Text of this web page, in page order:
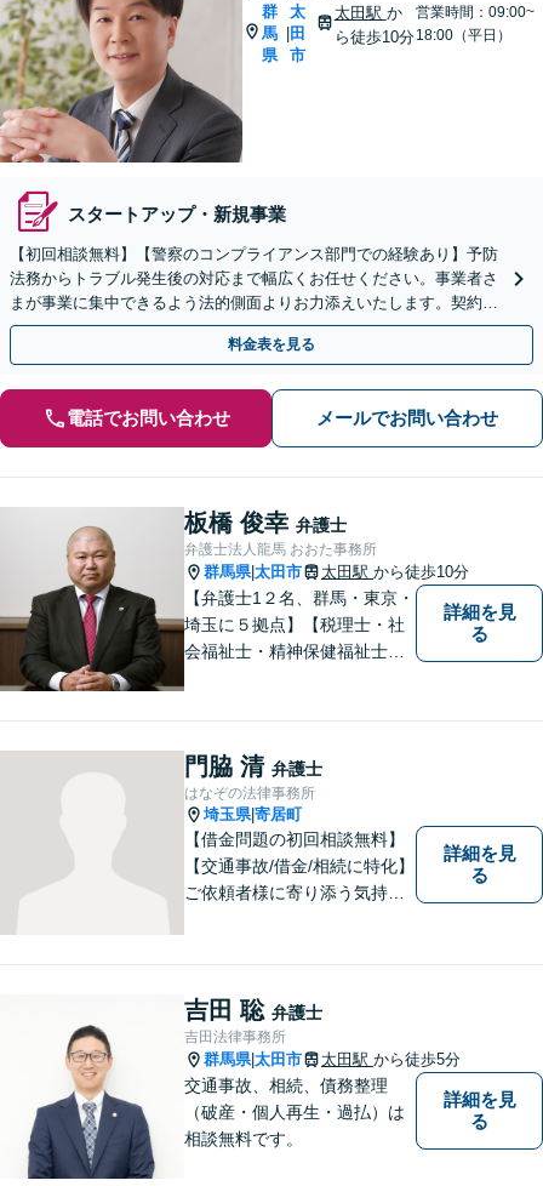
群
馬
県
太
田
市
太田駅 か
ら徒歩10分
営業時間：09:00~
18:00（平日）
スタートアップ・新規事業
【初回相談無料】【警察のコンプライアンス部門での経験あり】予防
法務からトラブル発生後の対応まで幅広くお任せください。事業者さ
まが事業に集中できるよう法的側面よりお力添えいたします。契約書
作成、企業間トラブル、労使問題、不祥事対応など
料金表を見る
電話でお問い合わせ メールでお問い合わせ
板橋 俊幸 弁護士
弁護士法人龍馬 おおた事務所
群馬県|太田市 太田駅 から徒歩10分
【弁護士1２名、群馬・東京・
埼玉に５拠点】【税理士・社
会福祉士・精神保健福祉士が
能】
詳細を見
る
門脇 清 弁護士
はなぞの法律事務所
埼玉県|寄居町
【借金問題の初回相談無料】
【交通事故/借金/相続に特化】
ご依頼者様に寄り添う気持ち
など一般民事から刑事事件、
顧問契約まで幅広い分野に対
応しております。
詳細を見
る
吉田 聡 弁護士
吉田法律事務所
群馬県|太田市 太田駅 から徒歩5分
交通事故、相続、債務整理
（破産・個人再生・過払）は
相談無料です。
詳細を見
る